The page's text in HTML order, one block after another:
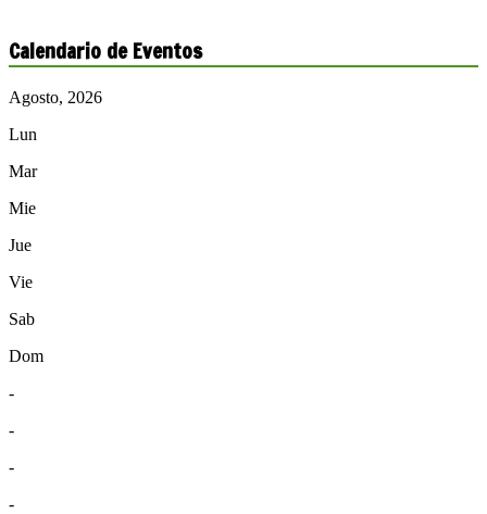
Calendario de Eventos
Agosto, 2026
Lun
Mar
Mie
Jue
Vie
Sab
Dom
-
-
-
-